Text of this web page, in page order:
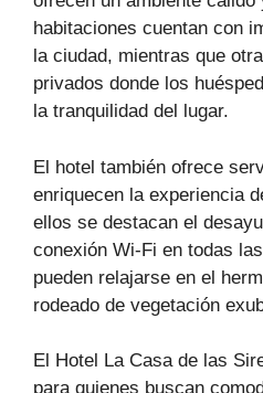
habitaciones cuentan con
la ciudad, mientras que
privados donde los
la tranquilidad del lugar.
El hotel también ofrece
enriquecen la experiencia
ellos se destacan el
conexión Wi-Fi en todas
pueden relajarse en el
rodeado de vegetación
El Hotel La Casa de las
para quienes buscan